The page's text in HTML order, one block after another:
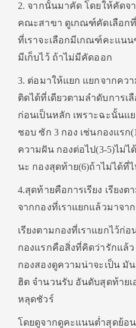
2. จากนั้นมาคัด โดยให้คัดจ
คณะสาขา ดูเกณฑ์คัดเลือก
ที่เราจะเลือกมีเกณฑ์คะแนน
มีเก็บไว้ ถ้าไม่มีคัดออก
3. ต่อมาให้แยก แยกจากคว
ติดได้ที่เดียวตามลำดับการเ
ก่อนเป็นหลัก เพราะฉะนั้นแ
ชอบ ซัก 3 กอง เช่นกองแรก
ความฝัน กองต่อไป(3-5)ไม่
นะ กองสุดท้าย(6)ถ้าไม่ได้ที่
4.สุดท้ายคือการเรียง เรียง
จากกองที่เราแยกแล้วมาจา
เรียงตามกองที่เราแยกไว้ก่
กองแรกคือสิ่งที่คิดว่ารักแล้
กองสองดูความน่าจะเป็น มั
ฮิต จำนวนรับ อันดับสุดท้าย
หลุดชัวร์
โดยดูจากดูคะแนนต่ำสุดย้อ